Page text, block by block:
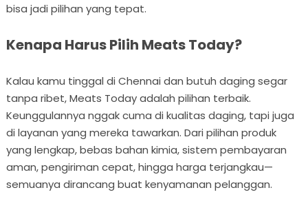
bisa jadi pilihan yang tepat.
Kenapa Harus Pilih Meats Today?
Kalau kamu tinggal di Chennai dan butuh daging segar
tanpa ribet, Meats Today adalah pilihan terbaik.
Keunggulannya nggak cuma di kualitas daging, tapi juga
di layanan yang mereka tawarkan. Dari pilihan produk
yang lengkap, bebas bahan kimia, sistem pembayaran
aman, pengiriman cepat, hingga harga terjangkau—
semuanya dirancang buat kenyamanan pelanggan.